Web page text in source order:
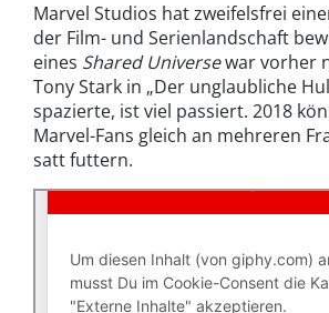
Marvel Studios hat zweifelsfrei
der Film- und Serienlandschaft
eines Shared Universewar vorher
Tony Stark in „Der unglaubliche
spazierte, ist viel passiert. 2018
Marvel-Fans gleich an mehreren
satt futtern.